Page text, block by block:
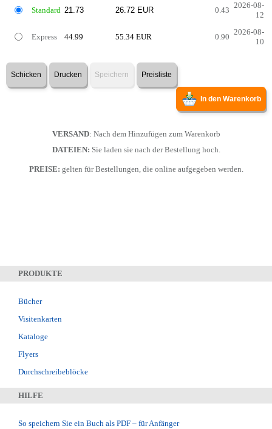
Standard 0.43
2026-08-
12
Express 44.99 55.34 EUR 0.90
2026-08-
10
Schicken Drucken Speichern Preisliste
In den Warenkorb
VERSAND: Nach dem Hinzufügen zum Warenkorb
DATEIEN: Sie laden sie nach der Bestellung hoch.
PREISE: gelten für Bestellungen, die online aufgegeben werden.
PRODUKTE
Bücher
Visitenkarten
Kataloge
Flyers
Durchschreibeblöcke
HILFE
So speichern Sie ein Buch als PDF – für Anfänger